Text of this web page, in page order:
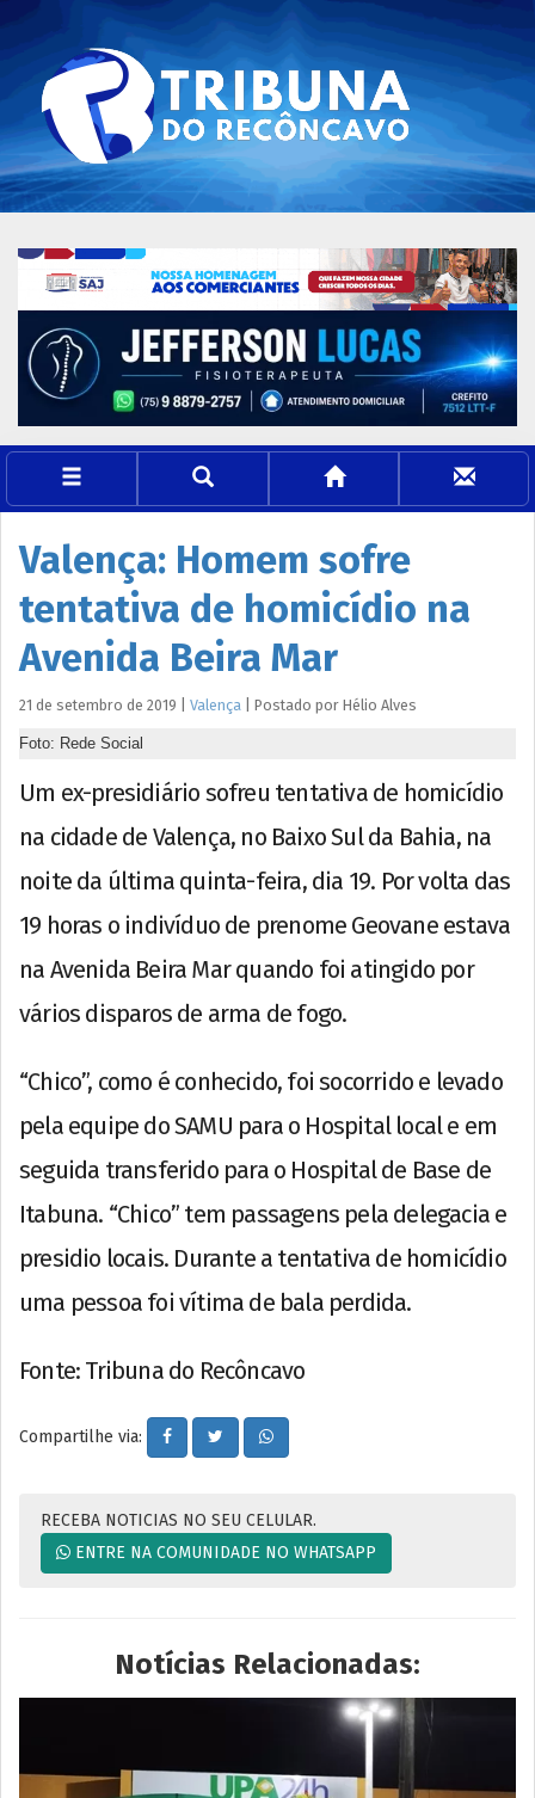
Valença: Homem sofre
tentativa de homicídio na
Avenida Beira Mar
21 de setembro de 2019 Valença Postado por Hélio Alves
Foto: Rede Social
Um ex-presidiário sofreu tentativa de homicídio
na cidade de Valença, no Baixo Sul da Bahia, na
noite da última quinta-feira, dia 19. Por volta das
19 horas o indivíduo de prenome Geovane estava
na Avenida Beira Mar quando foi atingido por
vários disparos de arma de fogo.
“Chico”, como é conhecido, foi socorrido e levado
pela equipe do SAMU para o Hospital local e em
seguida transferido para o Hospital de Base de
Itabuna. “Chico” tem passagens pela delegacia e
presidio locais. Durante a tentativa de homicídio
uma pessoa foi vítima de bala perdida.
Fonte: Tribuna do Recôncavo
Compartilhe via:
RECEBA NOTICIAS NO SEU CELULAR.
ENTRE NA COMUNIDADE NO WHATSAPP
Notícias Relacionadas: